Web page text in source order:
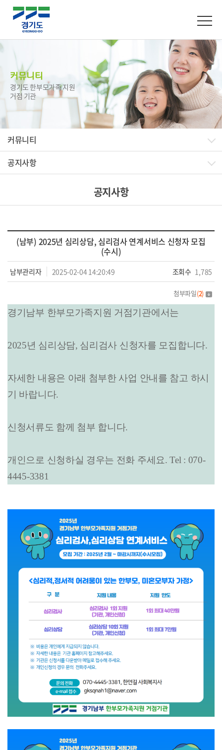
커뮤니티
경기도 한부모가족 지원
거점 기관
커뮤니티
공지사항
공지사항
(남부) 2025년 심리상담, 심리검사 연계서비스 신청자 모집
(수시)
남부관리자 2025-02-04 14:20:49 조회수 1,785
첨부파일(2)
경기남부 한부모가족지원 거점기관에서는
2025년 심리상담, 심리검사 신청자를 모집합니다.
자세한 내용은 아래 첨부한 사업 안내를 참고 하시
기 바랍니다.
신청서류도 함께 첨부 합니다.
개인으로 신청하실 경우는 전화 주세요. Tel : 070-
4445-3381